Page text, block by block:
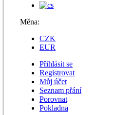
Měna:
CZK
EUR
Přihlásit se
Registrovat
Můj účet
Seznam přání
Porovnat
Pokladna